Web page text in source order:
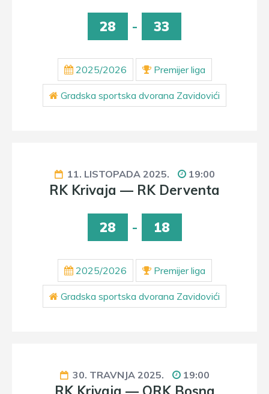
28 - 33
2025/2026 Premijer liga
Gradska sportska dvorana Zavidovići
11. LISTOPADA 2025. 19:00
RK Krivaja — RK Derventa
28 - 18
2025/2026 Premijer liga
Gradska sportska dvorana Zavidovići
30. TRAVNJA 2025. 19:00